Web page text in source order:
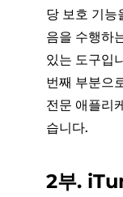
당 보호 기
음을 수행하
있는 도구입
번째 부분으
전문 애플리
습니다.
2부.